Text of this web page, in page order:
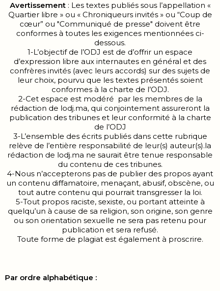
Avertissement: Les textes publiés sous l’appellation «
Quartier libre » ou « Chroniqueurs invités » ou “Coup de
cœur” ou "Communiqué de presse" doivent être
conformes à toutes les exigences mentionnées ci-
dessous.
1-L’objectif de l’ODJ est de d’offrir un espace
d’expression libre aux internautes en général et des
confrères invités (avec leurs accords) sur des sujets de
leur choix, pourvu que les textes présentés soient
conformes à la charte de l’ODJ.
2-Cet espace est modéré par les membres de la
rédaction de lodj.ma, qui conjointement assureront la
publication des tribunes et leur conformité à la charte
de l’ODJ
3-L’ensemble des écrits publiés dans cette rubrique
relève de l’entière responsabilité de leur(s) auteur(s).la
rédaction de lodj.ma ne saurait être tenue responsable
du contenu de ces tribunes.
4-Nous n’accepterons pas de publier des propos ayant
un contenu diffamatoire, menaçant, abusif, obscène, ou
tout autre contenu qui pourrait transgresser la loi.
5-Tout propos raciste, sexiste, ou portant atteinte à
quelqu’un à cause de sa religion, son origine, son genre
ou son orientation sexuelle ne sera pas retenu pour
publication et sera refusé.
Toute forme de plagiat est également à proscrire.
Par ordre alphabétique :